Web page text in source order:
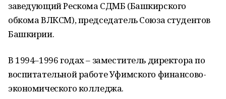
заведующий Рескома СДМБ (Башкирского
обкома ВЛКСМ), председатель Союза студентов
Башкирии.
В 1994–1996 годах – заместитель директора по
воспитательной работе Уфимского финансово-
экономического колледжа.